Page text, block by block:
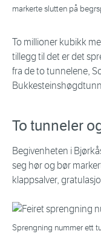
markerte slutten på
To millioner kubikk
tillegg til det er det
fra de to tunnelene,
To tunneler
Begivenheten i
seg hør og bør
klappsalver,
Sprengning nummer ett